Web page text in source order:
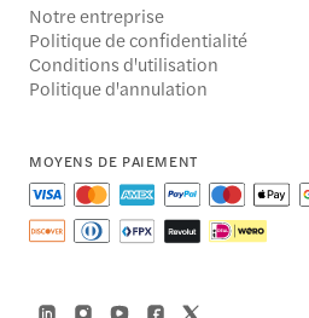
Notre entreprise
Politique de confidentialité
Conditions d'utilisation
Politique d'annulation
MOYENS DE PAIEMENT